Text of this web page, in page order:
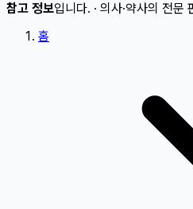
참고 정보입니다. · 의사·약사의 전문
홈